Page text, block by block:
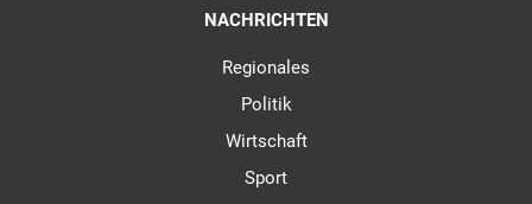
NACHRICHTEN
Regionales
Politik
Wirtschaft
Sport